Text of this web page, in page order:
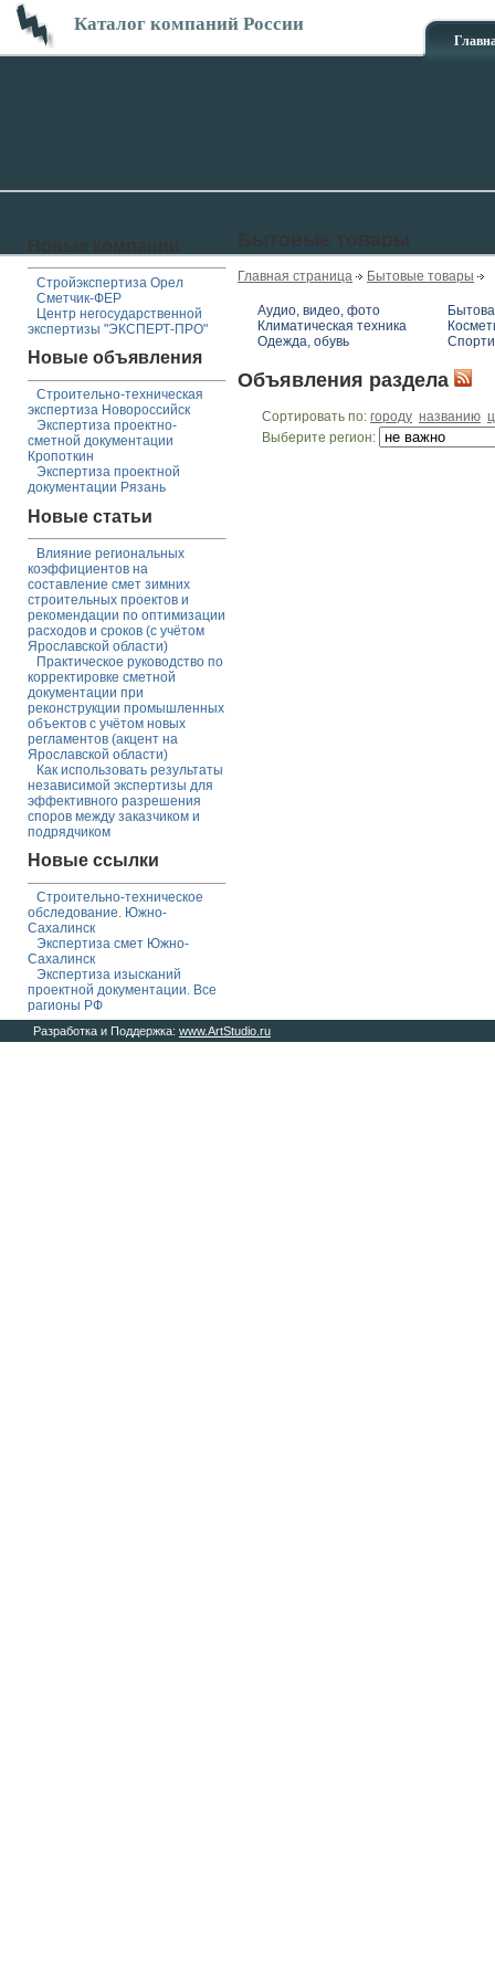
Каталог компаний России
Стройэкспертиза Орел
Сметчик-ФЕР
Центр негосударственной
экспертизы "ЭКСПЕРТ-ПРО"
Новые объявления
Строительно-техническая
экспертиза Новороссийск
Экспертиза проектно-
сметной документации
Кропоткин
Экспертиза проектной
документации Рязань
Новые статьи
Влияние региональных
коэффициентов на
составление смет зимних
строительных проектов и
рекомендации по оптимизации
расходов и сроков (с учётом
Ярославской области)
Практическое руководство по
корректировке сметной
документации при
реконструкции промышленных
объектов с учётом новых
регламентов (акцент на
Ярославской области)
Как использовать результаты
независимой экспертизы для
эффективного разрешения
споров между заказчиком и
подрядчиком
Новые ссылки
Строительно-техническое
обследование. Южно-
Сахалинск
Экспертиза смет Южно-
Сахалинск
Экспертиза изысканий
проектной документации. Все
рагионы РФ
Главная страница Бытовые товары
Аудио, видео, фото
Климатическая техника
Одежда, обувь
Объявления раздела
Сортировать по: городу названию
Выберите регион:
Разработка и Поддержка: www.ArtStudio.ru